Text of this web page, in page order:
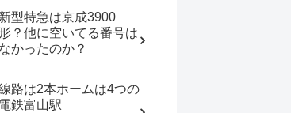
新型特急は京成3900
？他に空いてる番号は
なかったのか？
路は2本ホームは4つの
電鉄富山駅